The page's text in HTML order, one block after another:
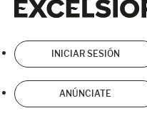
INICIAR SESIÓN
ANÚNCIATE